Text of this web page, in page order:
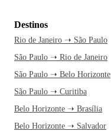
Destinos
Rio de Janeiro ➝ São Paulo
São Paulo ➝ Rio de Janeiro
São Paulo ➝ Belo Horizonte
São Paulo ➝ Curitiba
Belo Horizonte ➝ Brasília
Belo Horizonte ➝ Salvador